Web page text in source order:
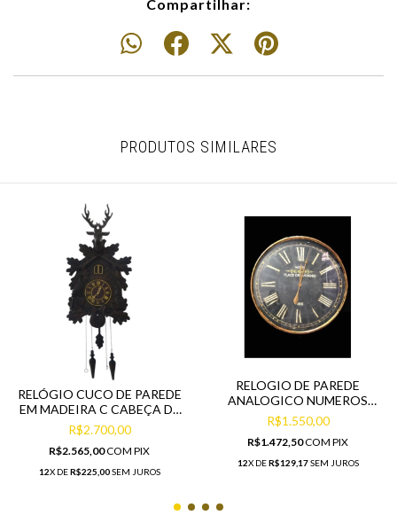
Compartilhar:
PRODUTOS SIMILARES
RELÓGIO CUCO DE PAREDE
EM MADEIRA C CABEÇA DE
ALCE
R$2.700,00
R$2.565,00COM PIX
12X DER$225,00SEM JUROS
RELOGIO DE PAREDE
ANALOGICO NUMEROS
ROMANOS CLASSICO
R$1.550,00
R$1.472,50COM PIX
12X DER$129,17SEM JUROS